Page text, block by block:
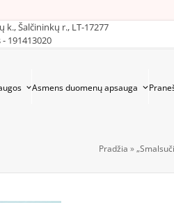
k., Šalčininkų r., LT-17277
191413020
Asmens duomenų apsauga
Pradžia »